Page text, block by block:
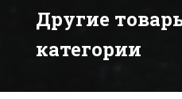
Другие
категории